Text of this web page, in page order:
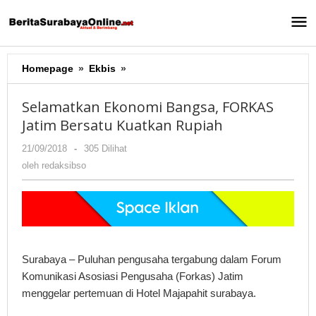
ke
Homepage » Ekbis »
Ekonomi
FORKAS
Jatim
Selamatkan Ekonomi Bangsa, FORKAS
Jatim Bersatu Kuatkan Rupiah
21/09/2018
oleh
redaksibso
-
305 Dilihat
oleh redaksibso
Surabaya – Puluhan pengusaha tergabung dalam Forum
Komunikasi Asosiasi Pengusaha (Forkas) Jatim
menggelar pertemuan di Hotel Majapahit surabaya.